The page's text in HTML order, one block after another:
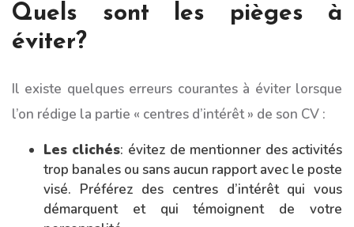
Quels sont les pièges à
éviter?
Il existe quelques erreurs courantes à éviter lorsque
l’on rédige la partie « centres d’intérêt » de son CV :
Les clichés: évitez de mentionner des activités
trop banales ou sans aucun rapport avec le poste
visé. Préférez des centres d’intérêt qui vous
démarquent et qui témoignent de votre